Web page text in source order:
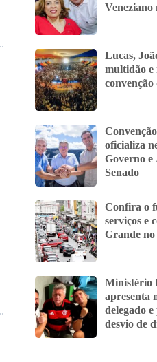
Veneziano
Lucas,
multidão e
oficializa
Governo e
Senado
Confira o
serviços e
Grande no
Ministério
apresenta
delegado
desvio de